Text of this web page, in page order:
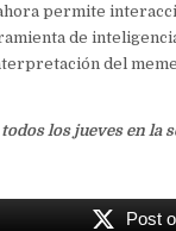
permite
de
del meme
los jueves en la
Post